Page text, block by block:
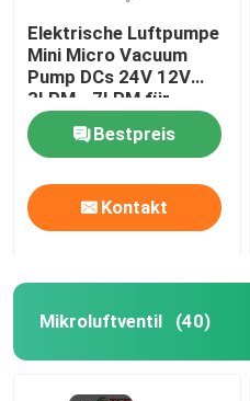
Elektrische Luftpumpe
Mini Micro Vacuum
Pump DCs 24V 12V
3LPM - 7LPM für
Massager
Bestpreis
Kontakt
Mikroluftventil (40)